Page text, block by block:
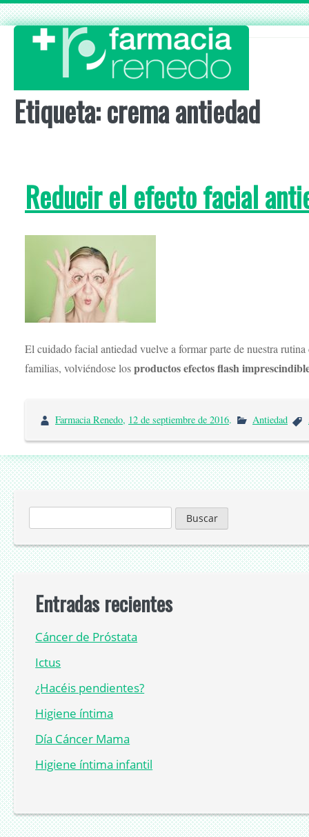
Skip
to
content
Etiqueta:crema antiedad
Reducir el efecto facial
El cuidado facial antiedad vuelve a formar parte de nuestra
familias, volviéndose losproductos efectos flash
Farmacia Renedo, 12 de septiembre de 2016. Antiedad
Entradas recientes
Cáncer de Próstata
Ictus
¿Hacéis pendientes?
Higiene íntima
Día Cáncer Mama
Higiene íntima infantil